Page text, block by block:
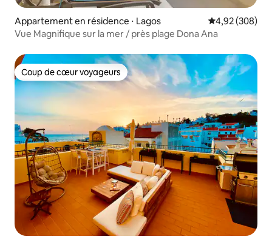
Appartement en résidence ⋅ Lagos Évaluation
4,92 (308)
Vue Magnifique sur la mer / près plage Dona Ana
Coup de cœur voyageurs
Coup de cœur voyageurs